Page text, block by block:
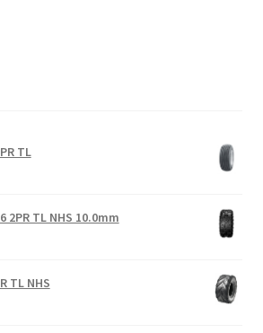
TL
2PR TL NHS 10.0mm
TL NHS